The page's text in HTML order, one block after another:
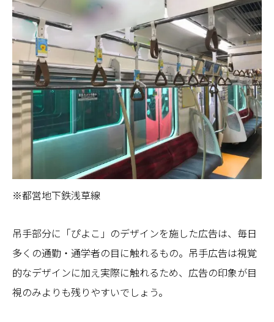
※都営地下鉄浅草線
吊手部分に「ぴよこ」のデザインを施した広告は、毎日
多くの通勤・通学者の目に触れるもの。吊手広告は視覚
的なデザインに加え実際に触れるため、広告の印象が目
視のみよりも残りやすいでしょう。